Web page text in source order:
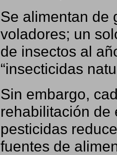
Se alimentan de
voladores; un
de insectos al
“insecticidas
Sin embargo,
rehabilitación de
pesticidas
fuentes de